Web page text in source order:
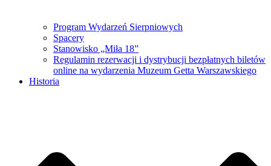
Program Wydarzeń Sierpniowych
Spacery
Stanowisko „Miła 18”
Regulamin rezerwacji i dystrybucji bezpłatnych biletów
online na wydarzenia Muzeum Getta Warszawskiego
Historia